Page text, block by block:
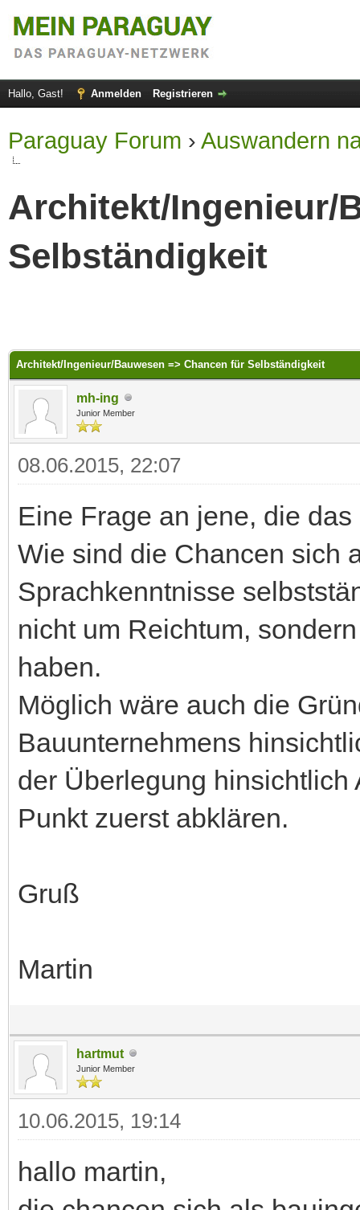
Hallo, Gast! Anmelden Registrieren
Paraguay Forum › Auswandern
Architekt/Ingenieur/
Selbständigkeit
Architekt/Ingenieur/Bauwesen => Chancen für Selbständigkeit
mh-ing
Junior Member
08.06.2015, 22:07
Eine Frage an jene, die
Wie sind die Chancen sich
Sprachkenntnisse
nicht um Reichtum,
haben.
Möglich wäre auch die
Bauunternehmens
der Überlegung
Punkt zuerst abklären.
Gruß
Martin
hartmut
Junior Member
10.06.2015, 19:14
hallo martin,